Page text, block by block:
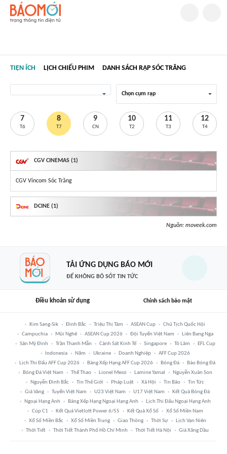
TIỆN ÍCH LỊCH CHIẾU PHIM DANH SÁCH RẠP SÓC TRĂNG
Chọn cụm rạp
7
T6
8
T7
9
CN
10
T2
11
T3
12
T4
CGV CINEMAS (1)
CGV Vincom Sóc Trăng
DCINE (1)
Nguồn: moveek.com
TẢI ỨNG DỤNG BÁO MỚI
ĐỂ KHÔNG BỎ SÓT TIN TỨC
Điều khoản sử dụng Chính sách bảo mật
Kim Sang-Sik Đình Bắc Triệu Thị Tâm ASEAN Cup
Chủ Tịch Quốc Hội
Campuchia
Mũi Nghê ASEAN Cup 2026 Đội Tuyển Việt Nam
Liên Bang Nga
Sân Mỹ Đình
Trần Thanh Mẫn Cảnh Sát Kinh Tế Singapore Tô Lâm
EFL Cup
Indonesia
Năm Ukraine Doanh Nghiệp
AFF Cup 2026
Lịch Thi Đấu AFF Cup 2026
Bảng Xếp Hạng AFF Cup 2026 Bóng Đá
Báo Bóng Đá
Bóng Đá Việt Nam
Thể Thao Lionel Messi Lamine Yamal
Nguyễn Xuân Son
Nguyễn Đình Bắc
Tin Thế Giới Pháp Luật Xã Hội Tin Bão
Tin Tức
Giá Vàng
Tuyển Việt Nam U23 Việt Nam U17 Việt Nam
Kết Quả Bóng Đá
Ngoại Hạng Anh
Bảng Xếp Hạng Ngoại Hạng Anh
Lịch Thi Đấu Ngoại Hạng Anh
Cúp C1
Kết Quả Vietlott Power 6/55 Kết Quả Xổ Số
Xổ Số Miền Nam
Xổ Số Miền Bắc
Xổ Số Miền Trung Giao Thông Thời Sự
Lịch Vạn Niên
Thời Tiết
Thời Tiết Thành Phố Hồ Chí Minh Thời Tiết Hà Nội Giá Xăng Dầu